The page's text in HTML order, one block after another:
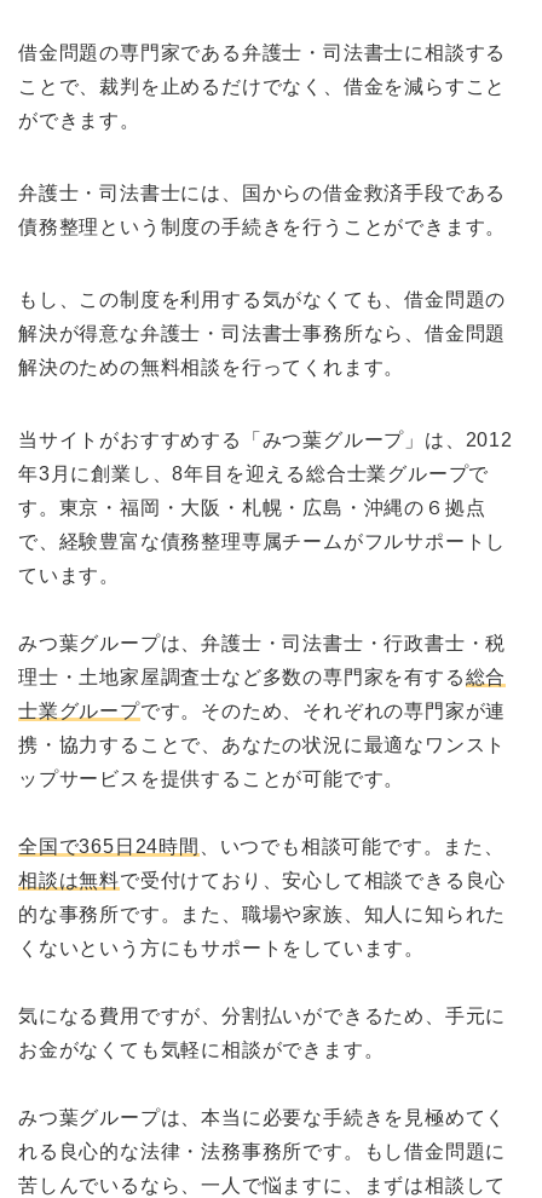
借金問題の専門家である弁護士・司法書士に相談する
ことで、裁判を止めるだけでなく、借金を減らすこと
ができます。
弁護士・司法書士には、国からの借金救済手段である
債務整理という制度の手続きを行うことができます。
もし、この制度を利用する気がなくても、借金問題の
解決が得意な弁護士・司法書士事務所なら、借金問題
解決のための無料相談を行ってくれます。
当サイトがおすすめする「みつ葉グループ」は、2012
年3月に創業し、8年目を迎える総合士業グループで
す。東京・福岡・大阪・札幌・広島・沖縄の６拠点
で、経験豊富な債務整理専属チームがフルサポートし
ています。
みつ葉グループは、弁護士・司法書士・行政書士・税
理士・土地家屋調査士など多数の専門家を有する総合
士業グループです。そのため、それぞれの専門家が連
携・協力することで、あなたの状況に最適なワンスト
ップサービスを提供することが可能です。
全国で365日24時間
、いつでも相談可能です。また、
相談は無料で受付けており、安心して相談できる良心
的な事務所です。また、職場や家族、知人に知られた
くないという方にもサポートをしています。
気になる費用ですが、分割払いができるため、手元に
お金がなくても気軽に相談ができます。
みつ葉グループは、本当に必要な手続きを見極めてく
れる良心的な法律・法務事務所です。もし借金問題に
苦しんでいるなら、一人で悩ますに、まずは相談して